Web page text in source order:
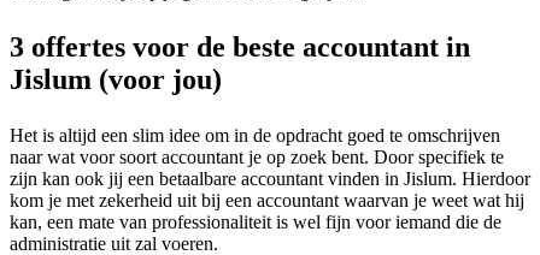
3 offertes voor de beste accountant in
Jislum (voor jou)
Het is altijd een slim idee om in de opdracht goed te omschrijven
naar wat voor soort accountant je op zoek bent. Door specifiek te
zijn kan ook jij een betaalbare accountant vinden in Jislum. Hierdoor
kom je met zekerheid uit bij een accountant waarvan je weet wat hij
kan, een mate van professionaliteit is wel fijn voor iemand die de
administratie uit zal voeren.